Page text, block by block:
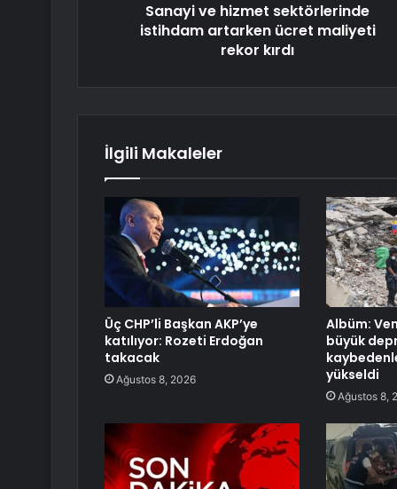
Sanayi ve hizmet sektörlerinde
istihdam artarken ücret maliyeti
rekor kırdı
İlgili Makaleler
Üç CHP’li Başkan AKP’ye
katılıyor: Rozeti Erdoğan
takacak
Ağustos 8, 2026
Albüm:
büyük
yükseldi
Ağustos 8,